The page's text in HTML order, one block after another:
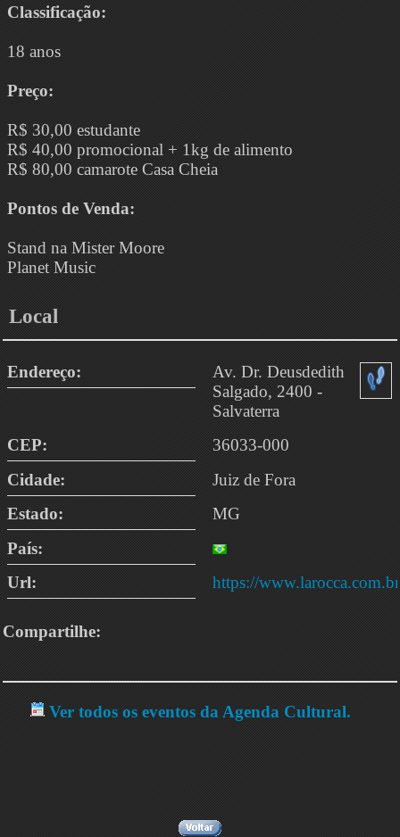
Classificação:
18 anos
Preço:
R$ 30,00 estudante
R$ 40,00 promocional + 1kg de alimento
R$ 80,00 camarote Casa Cheia
Pontos de Venda:
Stand na Mister Moore
Planet Music
Local
Endereço:
Av. Dr. Deusdedith
Salgado, 2400 -
Salvaterra
CEP:
36033-000
Cidade:
Juiz de Fora
Estado:
MG
País:
Url:
https://
Compartilhe:
Ver todos os eventos da Agenda Cultural.